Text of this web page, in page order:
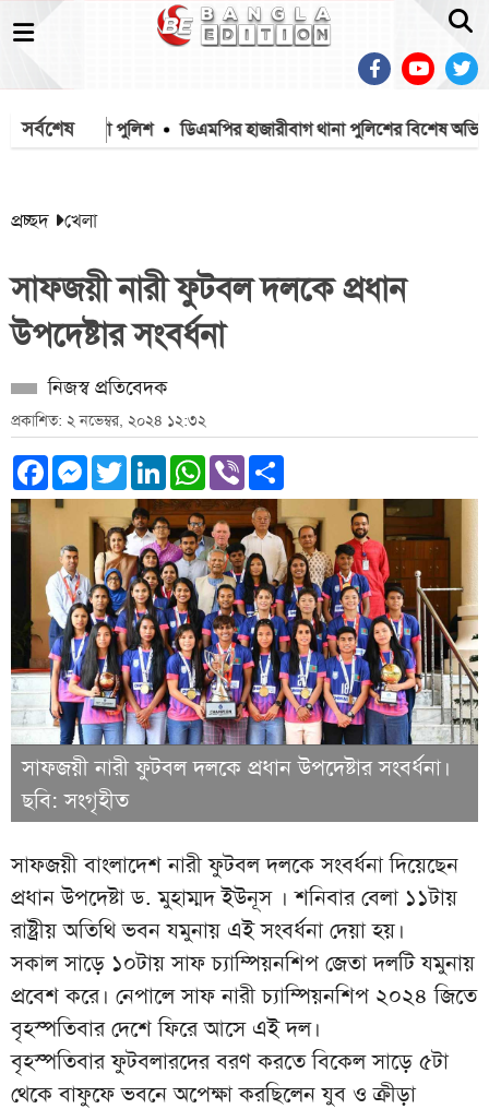
সর্বশেষথানা পুলিশ ডিএমপির হাজারীবাগ থানা পুলিশের বিশেষ
প্রচ্ছদ খেলা
সাফজয়ী নারী ফুটবল দলকে প্রধান
উপদেষ্টার সংবর্ধনা
নিজস্ব প্রতিবেদক
প্রকাশিত: ২ নভেম্বর, ২০২৪ ১২:৩২
Facebook
Messenger
TwitterLinkedInWhatsApp
Viber
সাফজয়ী নারী ফুটবল দলকে প্রধান উপদেষ্টার সংবর্ধনা।
ছবি: সংগৃহীত
সাফজয়ী বাংলাদেশ নারী ফুটবল দলকে সংবর্ধনা দিয়েছেন
প্রধান উপদেষ্টা ড. মুহাম্মদ ইউনূস । শনিবার বেলা ১১টায়
রাষ্ট্রীয় অতিথি ভবন যমুনায় এই সংবর্ধনা দেয়া হয়।
সকাল সাড়ে ১০টায় সাফ চ্যাম্পিয়নশিপ জেতা দলটি যমুনায়
প্রবেশ করে। নেপালে সাফ নারী চ্যাম্পিয়নশিপ ২০২৪ জিতে
বৃহস্পতিবার দেশে ফিরে আসে এই দল।
বৃহস্পতিবার ফুটবলারদের বরণ করতে বিকেল সাড়ে ৫টা
থেকে বাফুফে ভবনে অপেক্ষা করছিলেন যুব ও ক্রীড়া